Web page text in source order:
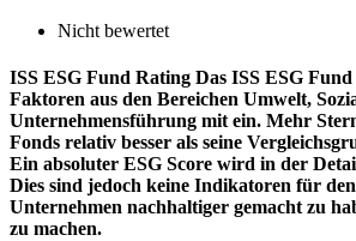
Nicht bewertet
ISS ESG Fund Rating Das ISS ESG
Faktoren aus den Bereichen Umwelt,
Unternehmensführung mit ein. Mehr
Fonds relativ besser als seine
Ein absoluter ESG Score wird in der
Dies sind jedoch keine Indikatoren für
Unternehmen nachhaltiger gemacht zu
zu machen.